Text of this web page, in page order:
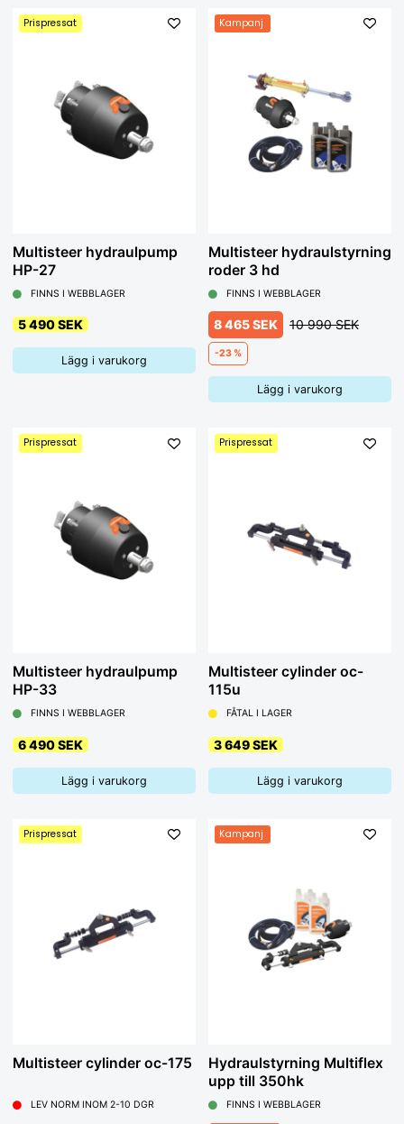
Prispressat
Multisteer hydraulpump
HP-27
FINNS I WEBBLAGER
5 490 SEK
Lägg i varukorg
Kampanj
Multisteer hydraulstyrning
roder 3 hd
FINNS I WEBBLAGER
8 465 SEK 10 990 SEK
-23 %
Lägg i varukorg
Prispressat
Multisteer hydraulpump
HP-33
FINNS I WEBBLAGER
6 490 SEK
Lägg i varukorg
Prispressat
Multisteer cylinder oc-
115u
FÅTAL I LAGER
3 649 SEK
Lägg i varukorg
Prispressat
Multisteer cylinder oc-175
LEV NORM INOM 2-10 DGR
Kampanj
Hydraulstyrning Multiflex
upp till 350hk
FINNS I WEBBLAGER